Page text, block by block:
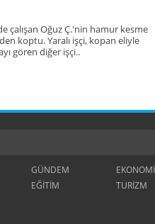
çalışan Oğuz Ç.'nin hamur kesme
koptu. Yaralı işçi, kopan eliyle
gören diğer işçi..
GÜNDEM
EKONOMİ
EĞİTİM
TURİZM